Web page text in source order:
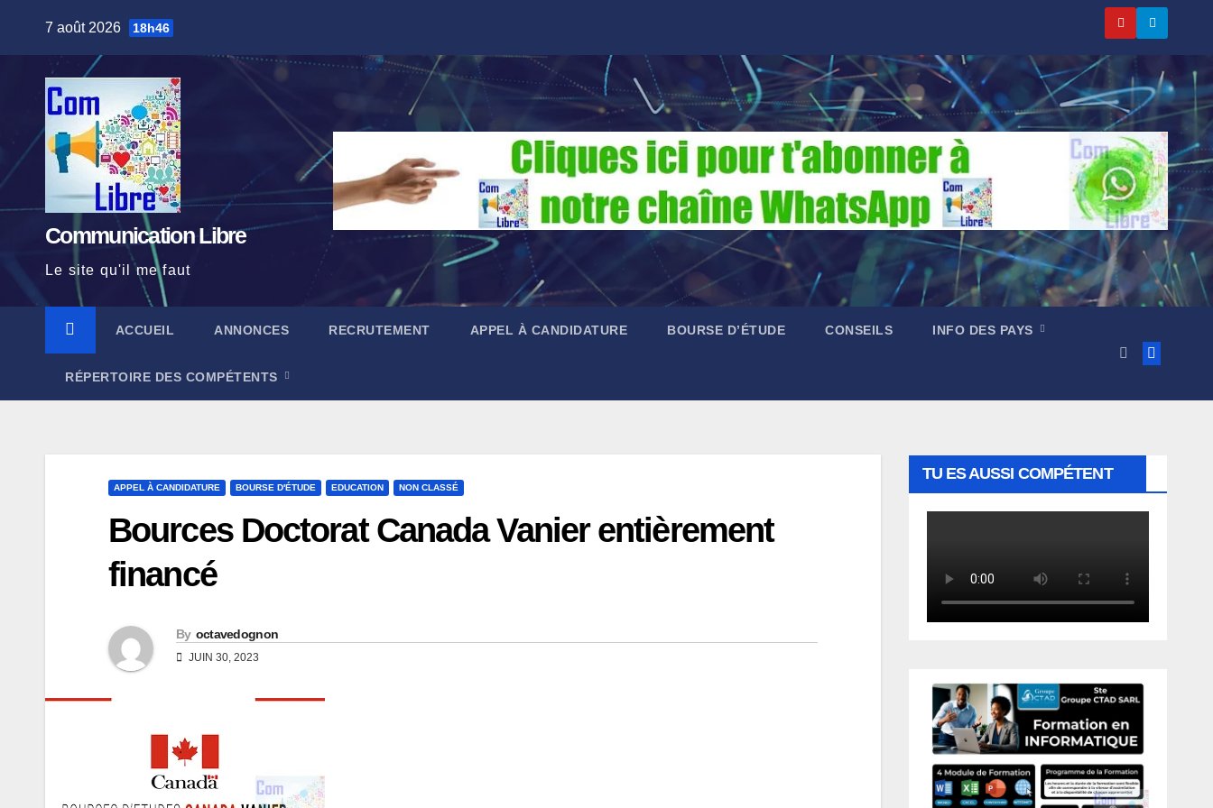
7 août 2026 18h46
Communication Libre
Le site qu'il me faut
ACCUEIL ANNONCES RECRUTEMENT APPEL À CANDIDATURE BOURSE D’ÉTUDE CONSEILS INFO DES PAYS
RÉPERTOIRE DES COMPÉTENTS
APPEL À CANDIDATURE BOURSE D'ÉTUDE EDUCATION NON CLASSÉ
Bources Doctorat Canada Vanier entièrement
financé
By octavedognon
JUIN 30, 2023
TU ES AUSSI COMPÉTENT